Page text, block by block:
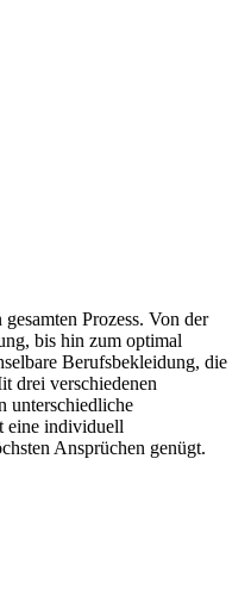
Prozess. Von der
bis hin zum optimal
Berufsbekleidung, die
drei verschiedenen
unterschiedliche
eine individuell
Ansprüchen genügt.